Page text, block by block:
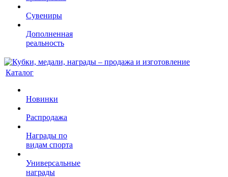
Сувениры
Дополненная
реальность
Каталог
Новинки
Распродажа
Награды по
видам спорта
Универсальные
награды